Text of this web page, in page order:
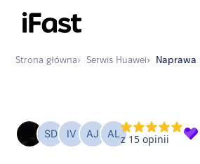
Strona główna› Serwis Huawei› Naprawa